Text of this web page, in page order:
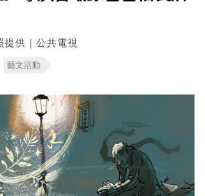
提供｜公共電視
藝文活動